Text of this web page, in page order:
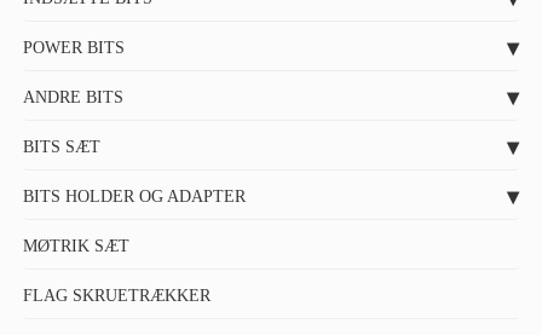
POWER BITS
ANDRE BITS
BITS SÆT
BITS HOLDER OG ADAPTER
MØTRIK SÆT
FLAG SKRUETRÆKKER